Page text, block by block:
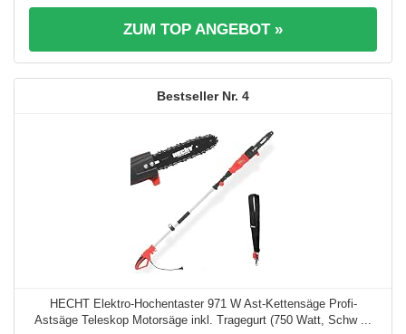
ZUM TOP ANGEBOT »
4
HECHT Elektro-Hochentaster 971 W Ast-Kettensäge Profi-
Astsäge Teleskop Motorsäge inkl. Tragegurt (750 Watt, Schw ...